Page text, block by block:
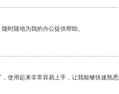
时随地为我的办公提供帮助。
使用起来非常容易上手，让我能够快速熟